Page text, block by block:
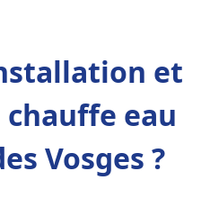
et
eau
Vosges ?